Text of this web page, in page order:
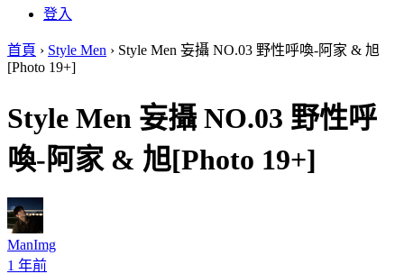
登入
首頁 › Style Men › Style Men 妄攝 NO.03 野性呼喚-阿家 & 旭
[Photo 19+]
Style Men 妄攝 NO.03 野性呼
喚-阿家 & 旭[Photo 19+]
ManImg
1 年前